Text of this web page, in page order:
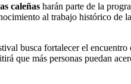
caleñas harán parte de la
al trabajo histórico
busca fortalecer el
que más personas puedan